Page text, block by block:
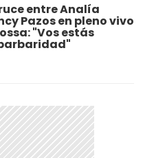
entre Analía
Pazos en pleno vivo
"Vos estás